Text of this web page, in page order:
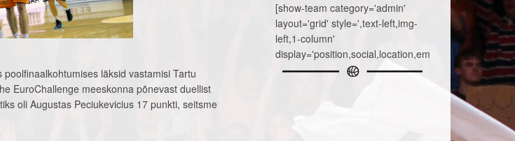
läksid vastamisi Tartu
EuroChallenge meeskonna põnevast duellist
oli Augustas Peciukevicius 17 punkti, seitsme
[show-team category='admin'
layout='grid' style=',text-left,img-
left,1-column'